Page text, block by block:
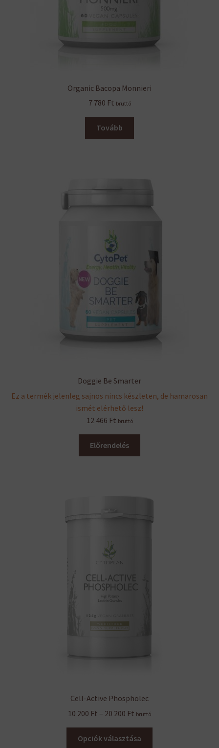
Organic Bacopa Monnieri
7 780 Ft bruttó
Tovább
Doggie Be Smarter
Ez a termék jelenleg sajnos nincs készleten, de hamarosan
ismét elérhető lesz!
12 466 Ft bruttó
Előrendelés
Cell-Active Phospholec
10 200 Ft – 20 200 Ft Ártartomány:
200 Ft
bruttó
Opciók választása